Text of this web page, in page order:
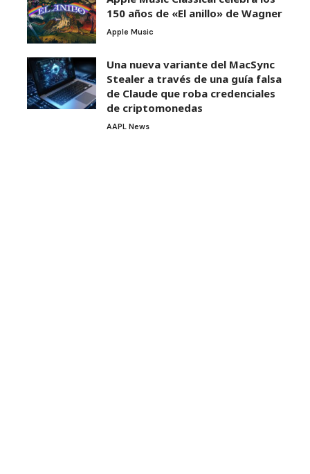
150 años de «El anillo» de Wagner
Apple Music
Una nueva variante del MacSync
Stealer a través de una guía falsa
de Claude que roba credenciales
de criptomonedas
AAPL News